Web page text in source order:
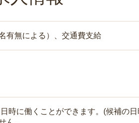
有無による）、交通費支給
時に働くことができます。(候補の